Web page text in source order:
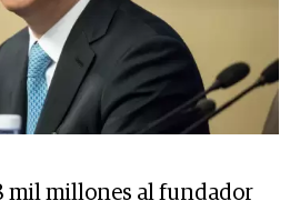
mil millones al fundador